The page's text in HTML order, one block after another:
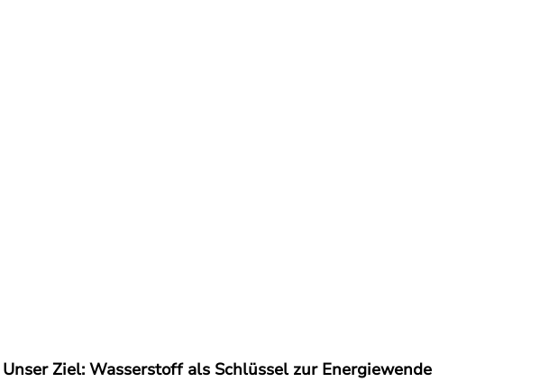
Unser Ziel: Wasserstoff als Schlüssel zur Energiewende